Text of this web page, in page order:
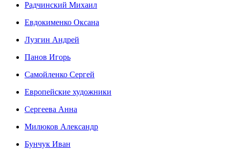
Радчинский Михаил
Евдокименко Оксана
Лузгин Андрей
Панов Игорь
Сaмoйленко Сергей
Европейские художники
Сергеева Анна
Милюков Александр
Бунчук Иван